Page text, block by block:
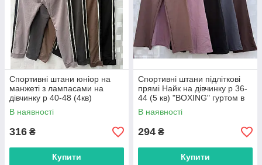
Спортивні штани юніор на
манжеті з лампасами на
дівчинку р 40-48 (4кв)
"BOXING" гуртом в Одесі на 7
км
В наявності
316 ₴
Купити
Спортивні штани підліткові
прямі Найк на дівчинку р 36-
44 (5 кв) "BOXING" гуртом в
Одесі на 7 км
В наявності
294 ₴
Купити